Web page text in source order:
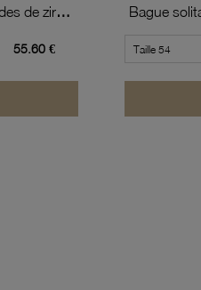
Collier en argent rhodié et oxydes de zirconium
55.60 €